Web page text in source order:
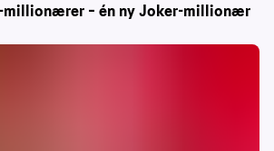
millionærer – én ny Joker-millionær